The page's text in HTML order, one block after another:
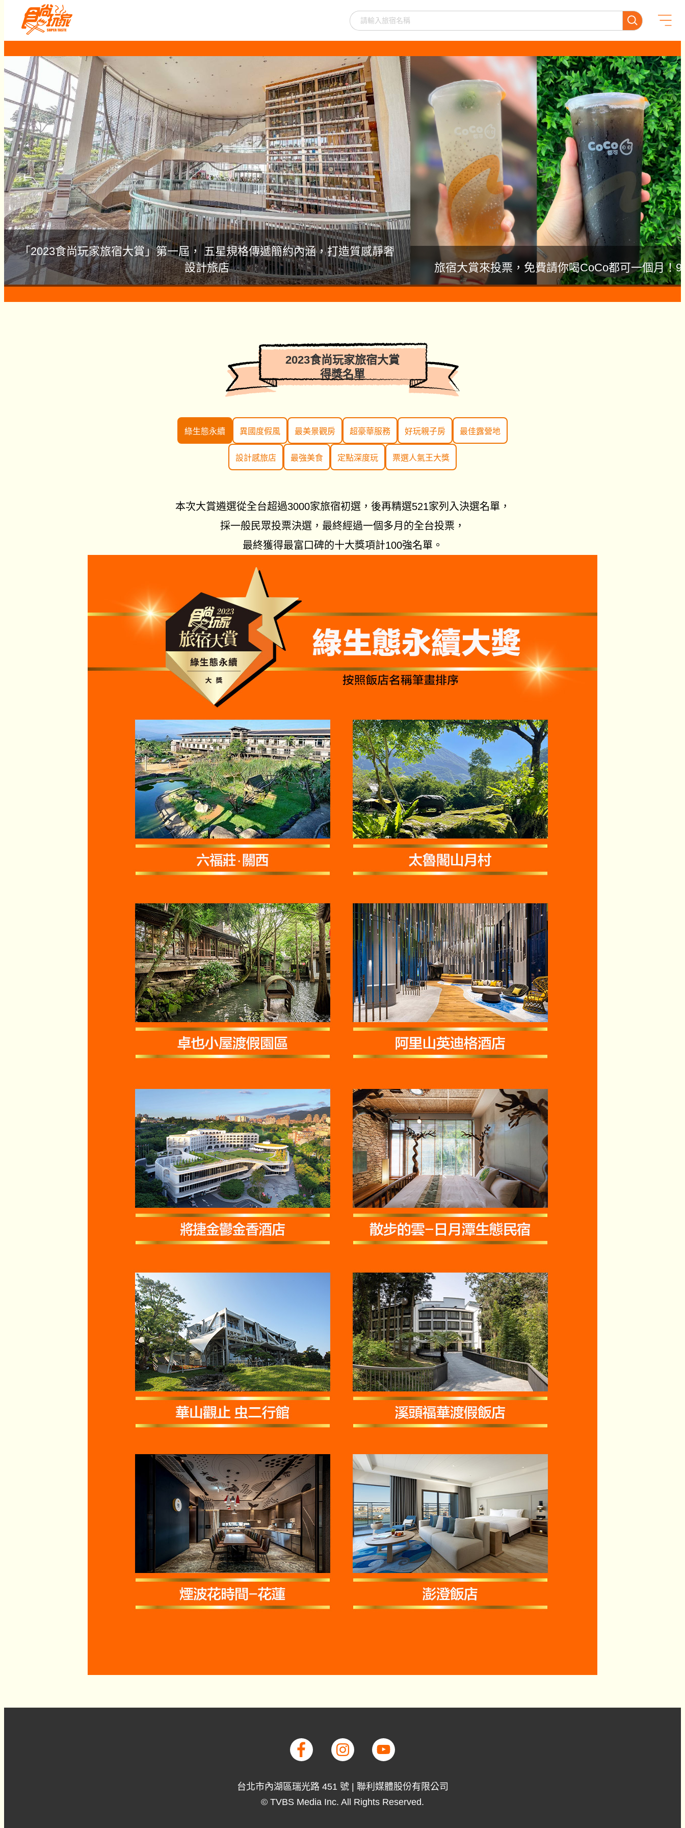
「2023食尚玩家旅宿大賞」第一屆， 五星規格傳遞簡約內涵，打造質感靜奢
設計旅店
旅宿大賞來投票，免費請你喝CoCo都可一個月！
2023食尚玩家旅宿大賞
得獎名單
綠生態永續 異國度假風 最美景觀房 超豪華服務 好玩親子房 最佳露營地
設計感旅店 最強美食 定點深度玩 票選人氣王大獎
本次大賞遴選從全台超過3000家旅宿初選，後再精選521家列入決選名單，
採一般民眾投票決選，最終經過一個多月的全台投票，
最終獲得最富口碑的十大獎項計100強名單。
台北市內湖區瑞光路 451 號 | 聯利媒體股份有限公司
© TVBS Media Inc. All Rights Reserved.